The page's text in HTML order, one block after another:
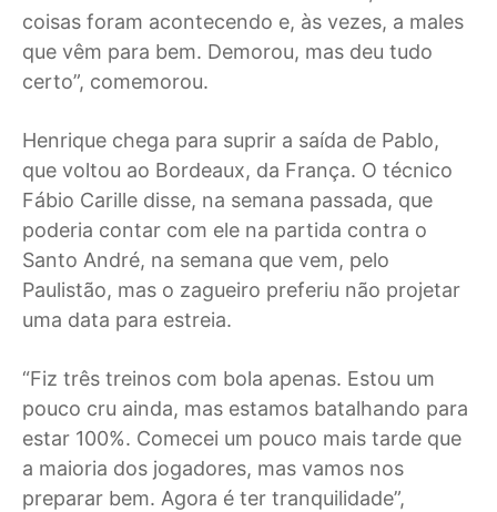
coisas foram acontecendo e, às vezes, a males
que vêm para bem. Demorou, mas deu tudo
certo”, comemorou.
Henrique chega para suprir a saída de Pablo,
que voltou ao Bordeaux, da França. O técnico
Fábio Carille disse, na semana passada, que
poderia contar com ele na partida contra o
Santo André, na semana que vem, pelo
Paulistão, mas o zagueiro preferiu não projetar
uma data para estreia.
“Fiz três treinos com bola apenas. Estou um
pouco cru ainda, mas estamos batalhando para
estar 100%. Comecei um pouco mais tarde que
a maioria dos jogadores, mas vamos nos
preparar bem. Agora é ter tranquilidade”,